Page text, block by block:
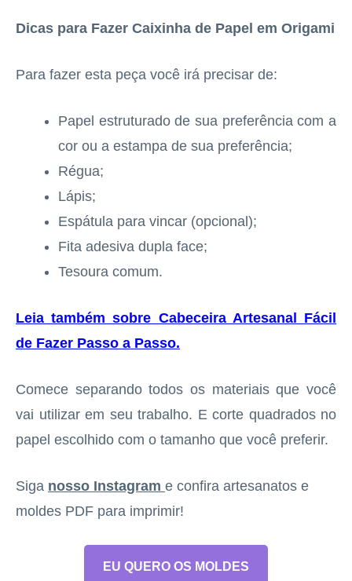
Dicas para Fazer Caixinha de Papel em Origami
Para fazer esta peça você irá precisar de:
Papel estruturado de sua preferência com a
cor ou a estampa de sua preferência;
Régua;
Lápis;
Espátula para vincar (opcional);
Fita adesiva dupla face;
Tesoura comum.
Leia também sobre Cabeceira Artesanal Fácil
de Fazer Passo a Passo.
Comece separando todos os materiais que você
vai utilizar em seu trabalho. E corte quadrados no
papel escolhido com o tamanho que você preferir.
Siga nosso Instagram e confira artesanatos e
moldes PDF para imprimir!
EU QUERO OS MOLDES